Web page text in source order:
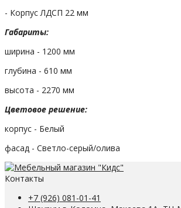
- Корпус ЛДСП 22 мм
Габариты:
ширина - 1200 мм
глубина - 610 мм
высота - 2270 мм
Цветовое решение:
корпус - Белый
фасад - Светло-серый/олива
Контакты
+7 (926) 081-01-41